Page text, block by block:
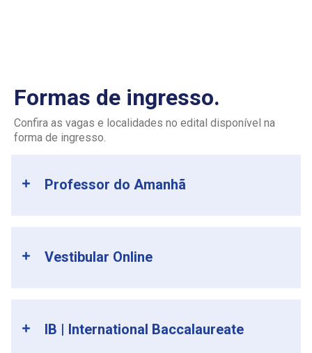
Formas de ingresso.
Confira as vagas e localidades no edital disponível na
forma de ingresso.
Professor do Amanhã
Vestibular Online
IB | International Baccalaureate